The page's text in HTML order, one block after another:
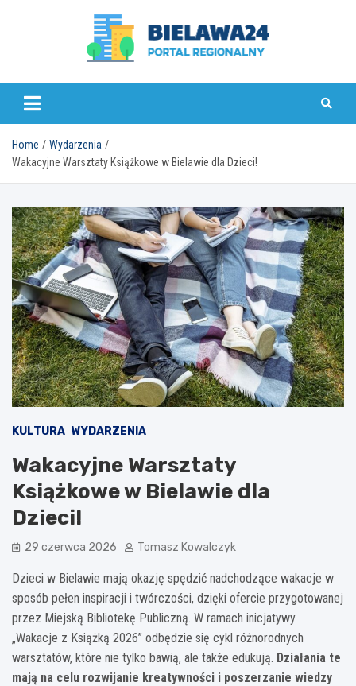
bielawa24.pl
Home
Wydarzenia
Wakacyjne Warsztaty Książkowe w Bielawie dla Dzieci!
KULTURA WYDARZENIA
Wakacyjne Warsztaty
Książkowe w Bielawie dla
Dzieci!
29 czerwca 2026 Tomasz Kowalczyk
Dzieci w Bielawie mają okazję spędzić nadchodzące wakacje w
sposób pełen inspiracji i twórczości, dzięki ofercie przygotowanej
przez Miejską Bibliotekę Publiczną. W ramach inicjatywy
„Wakacje z Książką 2026” odbędzie się cykl różnorodnych
warsztatów, które nie tylko bawią, ale także edukują. Działania te
mają na celu rozwijanie kreatywności i poszerzanie wiedzy